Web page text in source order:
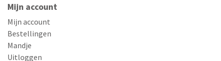
Mijn account
Mijn account
Bestellingen
Mandje
Uitloggen